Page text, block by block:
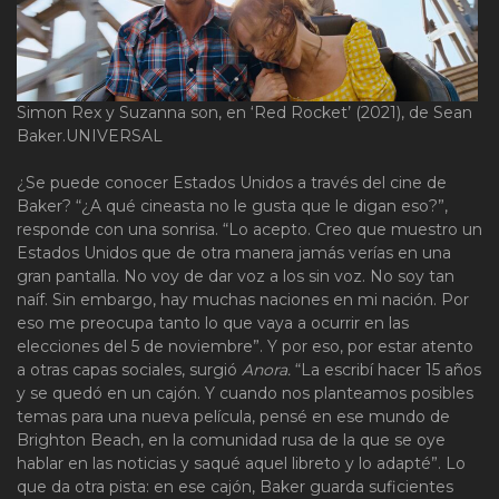
Simon Rex y Suzanna son, en ‘Red Rocket’ (2021), de Sean
Baker.UNIVERSAL
¿Se puede conocer Estados Unidos a través del cine de
Baker? “¿A qué cineasta no le gusta que le digan eso?”,
responde con una sonrisa. “Lo acepto. Creo que muestro un
Estados Unidos que de otra manera jamás verías en una
gran pantalla. No voy de dar voz a los sin voz. No soy tan
naíf. Sin embargo, hay muchas naciones en mi nación. Por
eso me preocupa tanto lo que vaya a ocurrir en las
elecciones del 5 de noviembre”. Y por eso, por estar atento
a otras capas sociales, surgió Anora. “La escribí hacer 15 años
y se quedó en un cajón. Y cuando nos planteamos posibles
temas para una nueva película, pensé en ese mundo de
Brighton Beach, en la comunidad rusa de la que se oye
hablar en las noticias y saqué aquel libreto y lo adapté”. Lo
que da otra pista: en ese cajón, Baker guarda suficientes